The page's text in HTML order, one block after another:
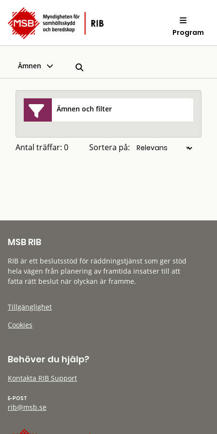
Program
Ämnen
Ämnen och filter
Antal träffar: 0 Sortera på:
MSB RIB
RIB är ett beslutsstöd för räddningstjänst som ger stöd
hela vägen från planering av framtida insatser till att
fatta rätt beslut när olyckan är framme.
Tillgänglighet
Cookies
Behöver du hjälp?
Kontakta RIB Support
E-POST
rib@msb.se